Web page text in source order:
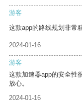
游客
这款app的路线规划非常
2024-01-16
游客
这款加速器app的安全性
放心。
2024-01-16